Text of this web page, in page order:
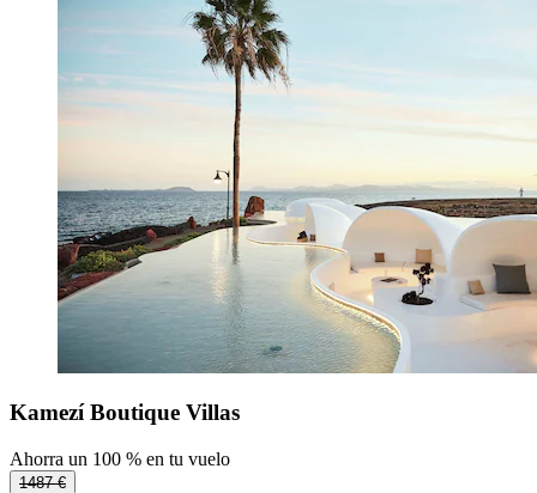
Kamezí Boutique Villas
Ahorra un 100 % en tu vuelo
1487 €